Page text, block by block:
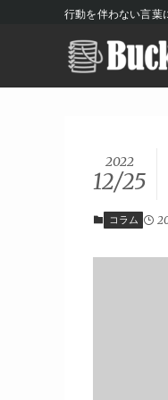
行動を伴わない言葉
2022
12/25
コラム